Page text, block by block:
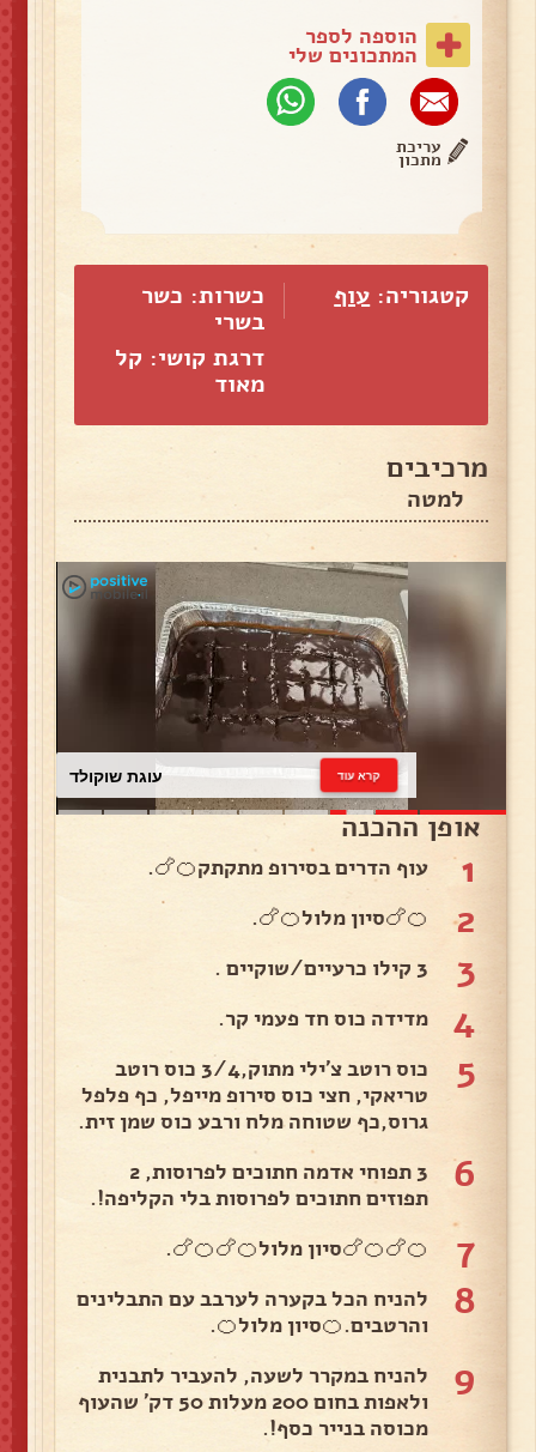
הוספה לספר
המתכונים שלי
עריכת
מתכון
קטגוריה: עוף
כשרות: כשר
בשרי
דרגת קושי: קל
מאוד
מרכיבים
למטה
עוגת שוקולד קרא עוד
אופן ההכנה
1 עוף הדרים בסירופ מתקתק🍊🍗.
2 🍊🍗סיון מלול🍊🍗.
3 3 קילו כרעיים/שוקיים .
4 מדידה כוס חד פעמי קר.
5
כוס רוטב צ'ילי מתוק,3/4 כוס רוטב
טריאקי, חצי כוס סירופ מייפל, כף פלפל
גרוס,כף שטוחה מלח ורבע כוס שמן זית.
6
3 תפוחי אדמה חתוכים לפרוסות, 2
תפוזים חתוכים לפרוסות בלי הקליפה!.
7 🍊🍗🍊🍗סיון מלול🍊🍗🍊🍗.
8
להניח הכל בקערה לערבב עם התבלינים
והרטבים.🍊סיון מלול🍊.
9
להניח במקרר לשעה, להעביר לתבנית
ולאפות בחום 200 מעלות 50 דק' שהעוף
מכוסה בנייר כסף!.